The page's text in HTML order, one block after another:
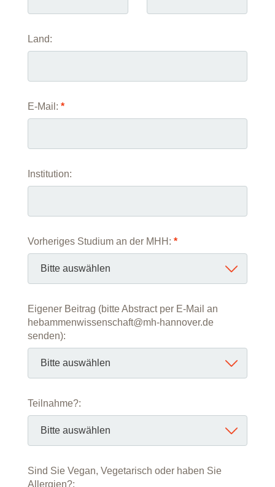
Land:
E-Mail: *
Institution:
Vorheriges Studium an der MHH: *
Eigener Beitrag (bitte Abstract per E-Mail an
hebammenwissenschaft@mh-hannover.de
senden):
Teilnahme?:
Sind Sie Vegan, Vegetarisch oder haben Sie
Allergien?: